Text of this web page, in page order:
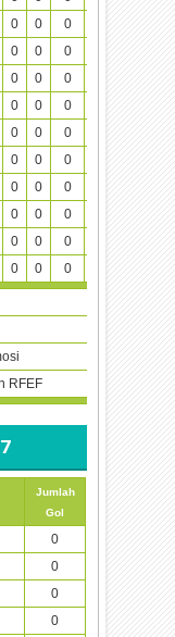
0 0 0 0
0
0 0 0 0
0
0 0 0 0
0
0 0 0 0
0
0 0 0 0
0
0 0 0 0
0
0 0 0 0
0
0 0 0 0
0
0 0 0 0
0
0 0 0 0 0
RFEF
Jumlah
Gol
0
0
0
0